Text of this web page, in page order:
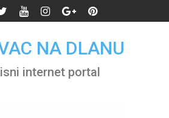
NA DLANU
internet portal